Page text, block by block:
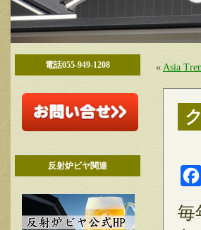
電話055-949-1208
反射炉ビヤ関連
« Asia
毎